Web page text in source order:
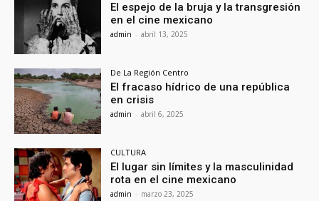
El espejo de la bruja y la transgresión
en el cine mexicano
admin - abril 13, 2025
De La Región Centro
El fracaso hídrico de una república
en crisis
admin - abril 6, 2025
CULTURA
El lugar sin límites y la masculinidad
rota en el cine mexicano
admin - marzo 23, 2025